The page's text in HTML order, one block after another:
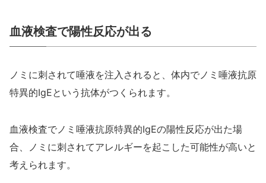
血液検査で陽性反応が出る
ノミに刺されて唾液を注入されると、体内でノミ唾液抗原
特異的IgEという抗体がつくられます。
血液検査でノミ唾液抗原特異的IgEの陽性反応が出た場
合、ノミに刺されてアレルギーを起こした可能性が高いと
考えられます。